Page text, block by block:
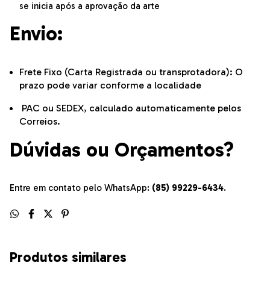
se inicia após a aprovação da arte
Envio:
Frete Fixo (Carta Registrada ou transprotadora): O
prazo pode variar conforme a localidade
PAC ou SEDEX, calculado automaticamente pelos
Correios.
Dúvidas ou Orçamentos?
Entre em contato pelo WhatsApp: (85) 99229-6434.
Produtos similares